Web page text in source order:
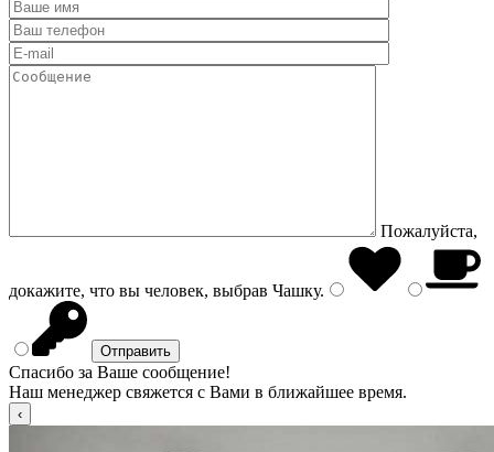
Пожалуйста,
докажите, что вы человек, выбрав Чашку.
Спасибо за Ваше сообщение!
Наш менеджер свяжется с Вами в ближайшее время.